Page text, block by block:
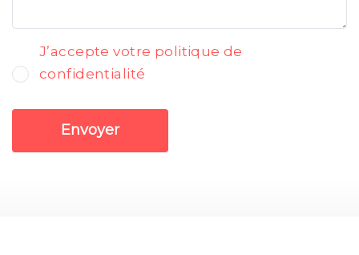
J’accepte votre politique de
confidentialité
Envoyer